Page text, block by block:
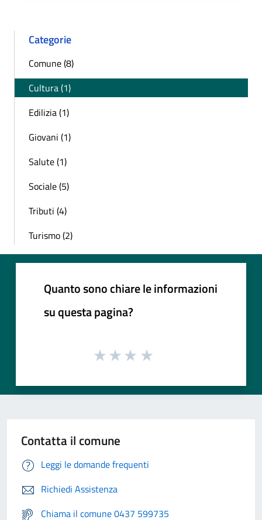
Categorie
Comune (8)
Cultura (1)
Edilizia (1)
Giovani (1)
Salute (1)
Sociale (5)
Tributi (4)
Turismo (2)
Quanto sono chiare le informazioni
su questa pagina?
Contatta il comune
Leggi le domande frequenti
Richiedi Assistenza
Chiama il comune 0437 599735